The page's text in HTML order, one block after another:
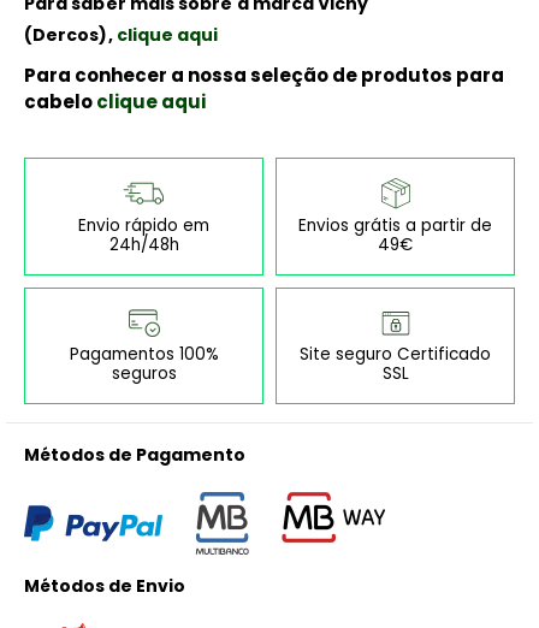
(Dercos), clique aqui
Para conhecer a nossa seleção de produtos para
cabeloclique aqui
Envio rápido em
24h/48h
Envios grátis a partir de
49€
Pagamentos 100%
seguros
Site seguro Certificado
SSL
Métodos de Pagamento
Métodos de Envio